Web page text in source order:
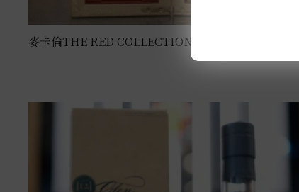
麥卡倫THE RED COLLECTION 50年 0.7L